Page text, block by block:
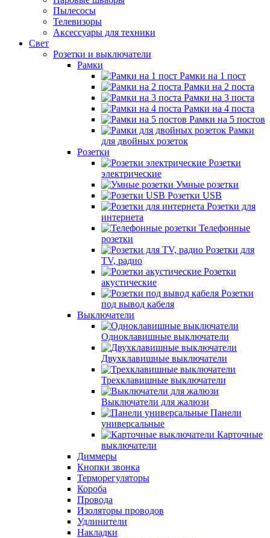
Пылесосы
Телевизоры
Аксессуары для техники
Свет
Розетки и выключатели
Рамки
Рамки на 1 пост
Рамки на 2 поста
Рамки на 3 поста
Рамки на 4 поста
Рамки на 5 постов
Рамки
для двойных розеток
Розетки
Розетки
электрические
Умные розетки
Розетки USB
Розетки для
интернета
Телефонные
розетки
Розетки для
TV, радио
Розетки
акустические
Розетки
под вывод кабеля
Выключатели
Одноклавишные выключатели
Двухклавишные выключатели
Трехклавишные выключатели
Выключатели для жалюзи
Панели
универсальные
Карточные
выключатели
Диммеры
Кнопки звонка
Терморегуляторы
Короба
Провода
Изоляторы проводов
Удлинители
Накладки